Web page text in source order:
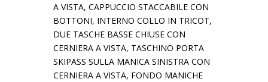
A VISTA, CAPPUCCIO STACCABILE CON
BOTTONI, INTERNO COLLO IN TRICOT,
DUE TASCHE BASSE CHIUSE CON
CERNIERA A VISTA, TASCHINO PORTA
SKIPASS SULLA MANICA SINISTRA CON
CERNIERA A VISTA, FONDO MANICHE